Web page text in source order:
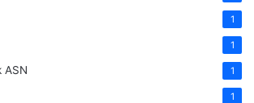
1
1
ASN 1
1